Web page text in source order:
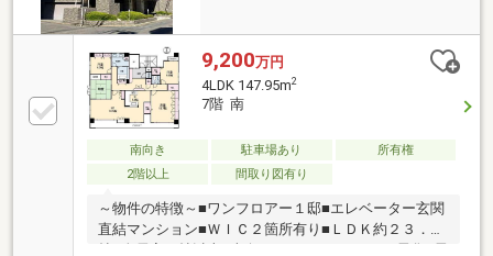
9,200万円
4LDK 147.95m2
7階 南
南向き 駐車場あり
所有権
2階以上
間取り図有り
～物件の特徴～■ワンフロアー１邸■エレベーター玄関
直結マンション■ＷＩＣ２箇所有り■ＬＤＫ約２３．７